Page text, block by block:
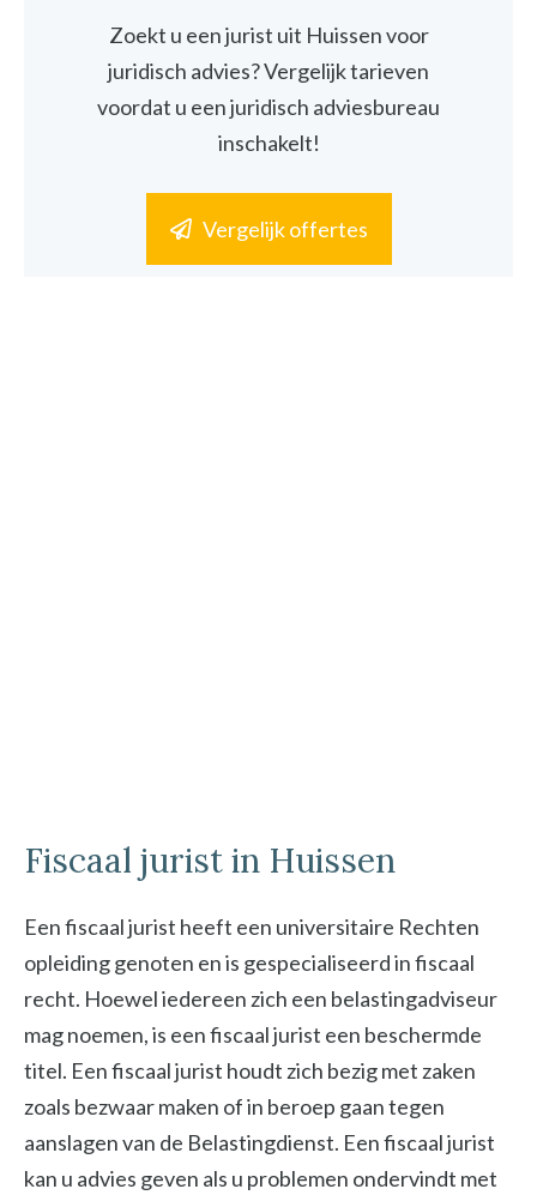
Zoekt u een jurist uit Huissen voor
juridisch advies? Vergelijk tarieven
voordat u een juridisch adviesbureau
inschakelt!
Vergelijk offertes
Fiscaal jurist in Huissen
Een fiscaal jurist heeft een universitaire Rechten
opleiding genoten en is gespecialiseerd in fiscaal
recht. Hoewel iedereen zich een belastingadviseur
mag noemen, is een fiscaal jurist een beschermde
titel. Een fiscaal jurist houdt zich bezig met zaken
zoals bezwaar maken of in beroep gaan tegen
aanslagen van de Belastingdienst. Een fiscaal jurist
kan u advies geven als u problemen ondervindt met